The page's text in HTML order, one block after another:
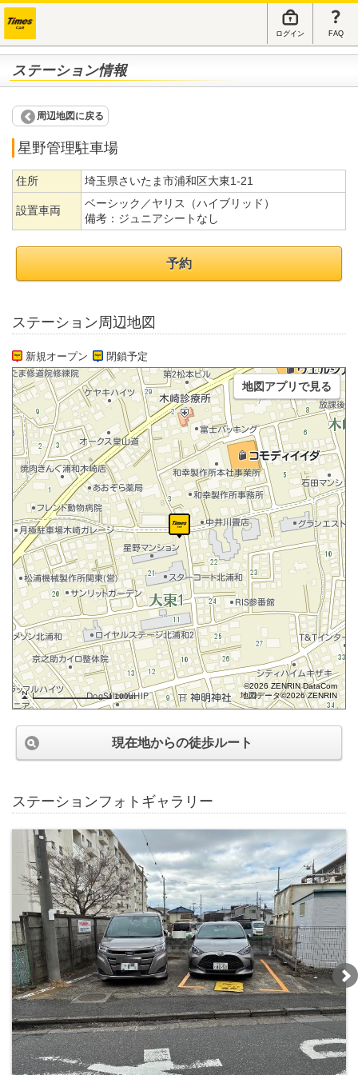
ログイン FAQ
ステーション情報
周辺地図に戻る
星野管理駐車場
住所 埼玉県さいたま市浦和区大東1-21
設置車両
ベーシック／ヤリス（ハイブリッド）
備考： ジュニアシートなし
予約
ステーション周辺地図
新規オープン 閉鎖予定
100m
©2026 ZENRIN DataCom
地図データ©2026 ZENRIN
地図アプリで見る
現在地からの徒歩ルート
ステーションフォトギャラリー